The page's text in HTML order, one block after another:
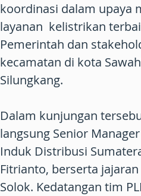
koordinasi dalam upaya
layanan kelistrikan
Pemerintah dan
kecamatan di kota
Silungkang.
Dalam kunjungan
langsung Senior
Induk Distribusi
Fitrianto, berserta
Solok. Kedatangan tim